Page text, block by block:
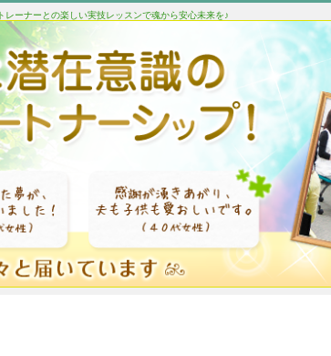
ーナーとの楽しい実技レッスンで魂から安心未来を♪